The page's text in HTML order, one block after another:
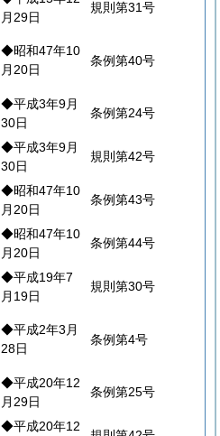
月29日
規則第31号
◆昭和47年10
月20日
条例第40号
◆平成3年9月
30日
条例第24号
◆平成3年9月
30日
規則第42号
◆昭和47年10
月20日
条例第43号
◆昭和47年10
月20日
条例第44号
◆平成19年7
月19日
規則第30号
◆平成2年3月
28日
条例第4号
◆平成20年12
月29日
条例第25号
◆平成20年12